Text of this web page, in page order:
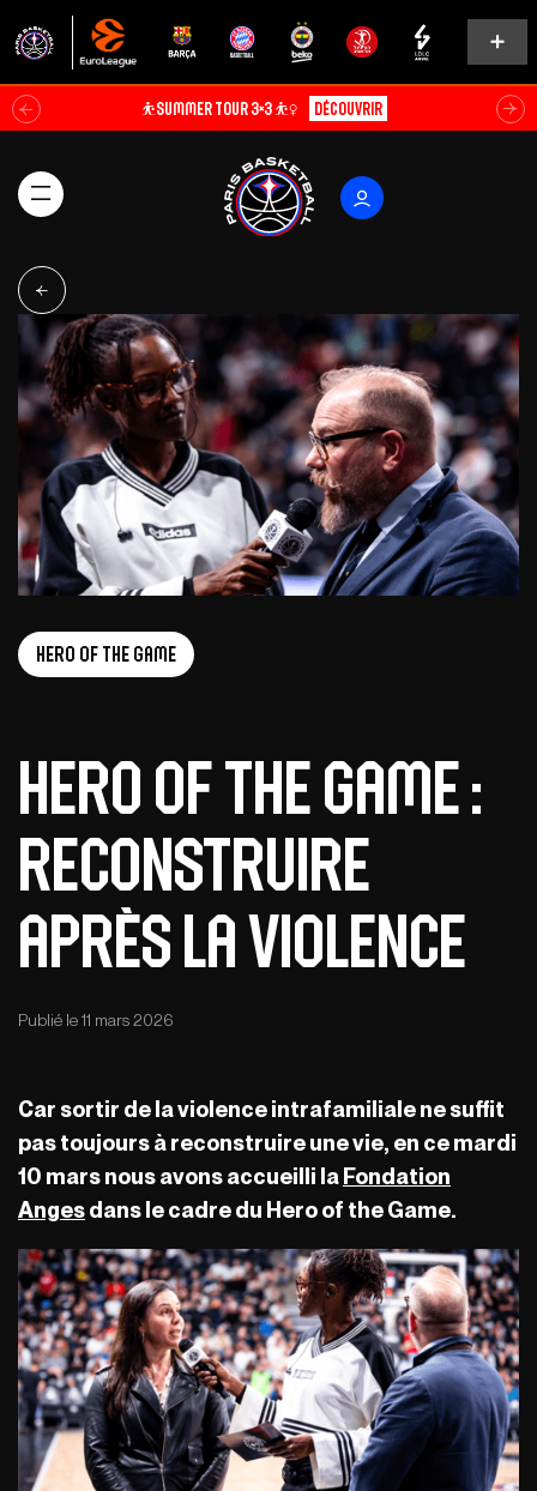
⛹️SUMMER TOUR 3×3 ⛹️‍♀️ Découvrir
Hero of the game
Hero of the Game :
Reconstruire
après la violence
Publié le 11 mars 2026
Car sortir de la violence intrafamiliale ne suffit
pas toujours à reconstruire une vie, en ce mardi
10 mars nous avons accueilli laFondation
Angesdans le cadre du Hero of the Game.